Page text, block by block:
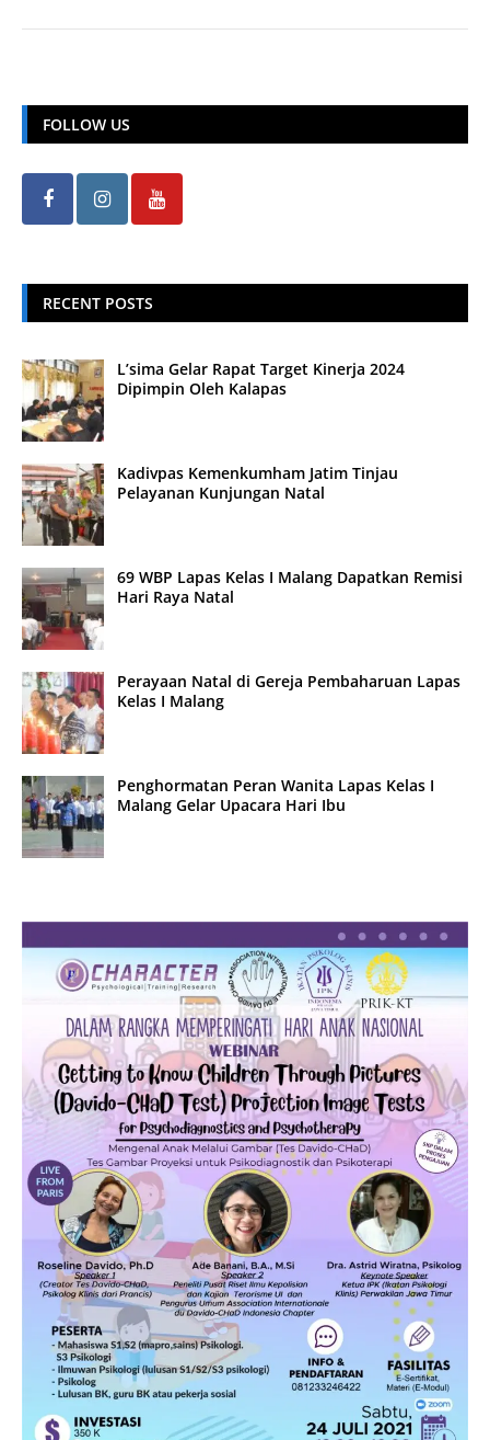
FOLLOW US
RECENT POSTS
L’sima Gelar Rapat Target Kinerja 2024
Dipimpin Oleh Kalapas
Kadivpas Kemenkumham Jatim Tinjau
Pelayanan Kunjungan Natal
69 WBP Lapas Kelas I Malang Dapatkan Remisi
Hari Raya Natal
Perayaan Natal di Gereja Pembaharuan Lapas
Kelas I Malang
Penghormatan Peran Wanita Lapas Kelas I
Malang Gelar Upacara Hari Ibu